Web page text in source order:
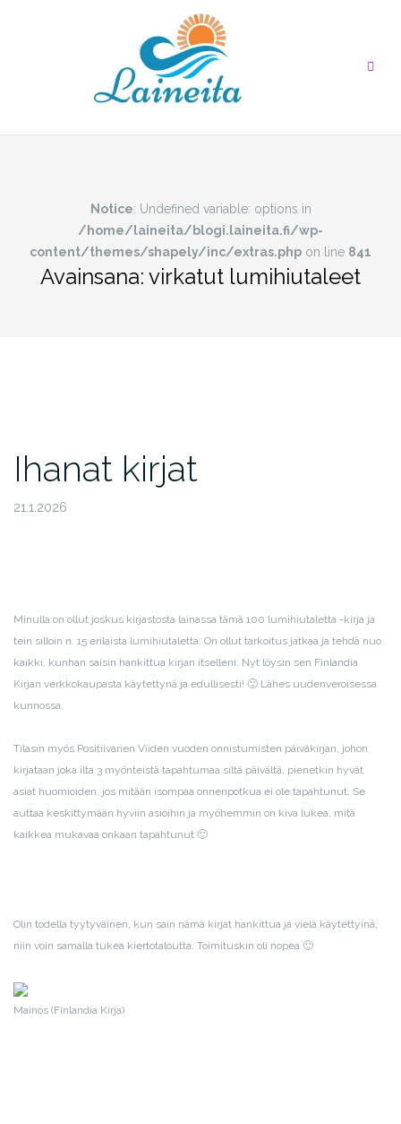
Notice: Undefined variable: options in
/home/laineita/blogi.laineita.fi/wp-
content/themes/shapely/inc/extras.php on line 841
Avainsana: virkatut lumihiutaleet
Ihanat kirjat
21.1.2026
Minulla on ollut joskus kirjastosta lainassa tämä 100 lumihiutaletta -kirja ja
tein silloin n. 15 erilaista lumihiutaletta. On ollut tarkoitus jatkaa ja tehdä nuo
kaikki, kunhan saisin hankittua kirjan itselleni. Nyt löysin sen Finlandia
Kirjan verkkokaupasta käytettynä ja edullisesti! 🙂 Lähes uudenveroisessa
kunnossa.
Tilasin myös Positiivarien Viiden vuoden onnistumisten päiväkirjan, johon
kirjataan joka ilta 3 myönteistä tapahtumaa siltä päivältä, pienetkin hyvät
asiat huomioiden, jos mitään isompaa onnenpotkua ei ole tapahtunut. Se
auttaa keskittymään hyviin asioihin ja myöhemmin on kiva lukea, mitä
kaikkea mukavaa onkaan tapahtunut 🙂
Olin todella tyytyväinen, kun sain nämä kirjat hankittua ja vielä käytettyinä,
niin voin samalla tukea kiertotaloutta. Toimituskin oli nopea 🙂
Mainos (Finlandia Kirja)